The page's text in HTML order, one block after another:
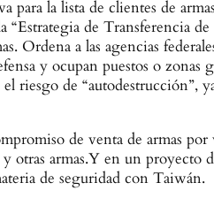
la lista de clientes de
“Estrategia de Transferencia
Ordena a las agencias
y ocupan puestos o
el riesgo de
de venta de armas
otras armas.Y en un proyecto
de seguridad con Taiwán.